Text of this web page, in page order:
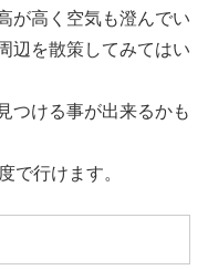
が高く空気も澄んでい
辺を散策してみてはい
つける事が出来るかも
で行けます。